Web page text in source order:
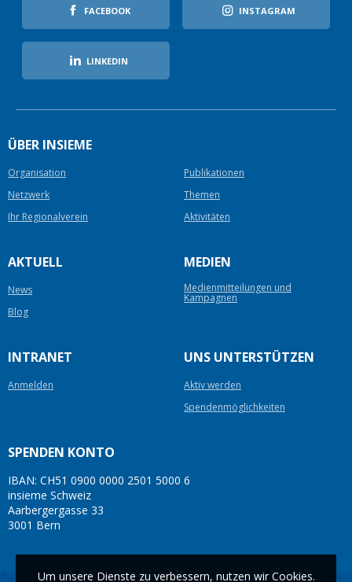
FACEBOOK INSTAGRAM
LINKEDIN
ÜBER INSIEME
Organisation
Publikationen
Netzwerk
Themen
Ihr Regionalverein
Aktivitäten
AKTUELL
News
Blog
MEDIEN
Medienmitteilungen und
Kampagnen
INTRANET
Anmelden
UNS UNTERSTÜTZEN
Aktiv werden
Spendenmöglichkeiten
SPENDEN KONTO
IBAN: CH51 0900 0000 2501 5000 6
insieme Schweiz
Aarbergergasse 33
3001 Bern
Um unsere Dienste zu verbessern, nutzen wir Cookies.